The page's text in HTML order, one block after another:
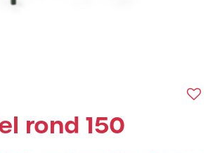
rond 150